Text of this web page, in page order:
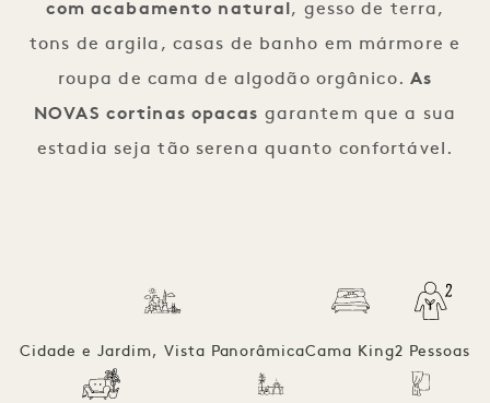
com acabamento natural , gesso de terra,
tons de argila, casas de banho em mármore e
roupa de cama de algodão orgânico. As
NOVAS cortinas opacas garantem que a sua
estadia seja tão serena quanto confortável.
Cidade e Jardim, Vista PanorâmicaCama King2 Pessoas